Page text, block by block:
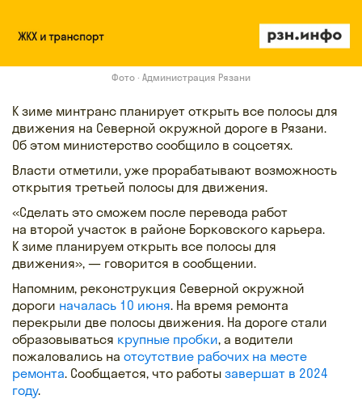
Фото · Администрация Рязани
К зиме минтранс планирует открыть все полосы для
движения на Северной окружной дороге в Рязани.
Об этом министерство сообщило в соцсетях.
Власти отметили, уже прорабатывают возможность
открытия третьей полосы для движения.
«Сделать это сможем после перевода работ
на второй участок в районе Борковского карьера.
К зиме планируем открыть все полосы для
движения», — говорится в сообщении.
Напомним, реконструкция Северной окружной
дороги началась 10 июня. На время ремонта
перекрыли две полосы движения. На дороге стали
образовываться крупные пробки, а водители
пожаловались на отсутствие рабочих на месте
ремонта. Сообщается, что работы завершат в 2024
году.